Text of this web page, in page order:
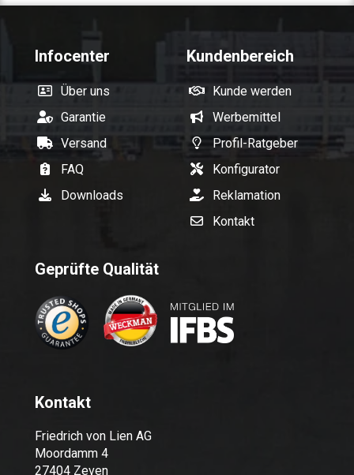
Infocenter
Über uns
Garantie
Versand
FAQ
Downloads
Kundenbereich
Kunde werden
Werbemittel
Profil-Ratgeber
Konfigurator
Reklamation
Kontakt
Geprüfte Qualität
Kontakt
Friedrich von Lien AG
Moordamm 4
27404 Zeven